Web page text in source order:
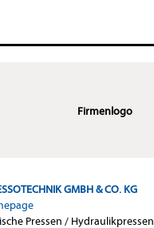
Firmenlogo
GMBH & CO. KG
Pressen / Hydraulikpressen